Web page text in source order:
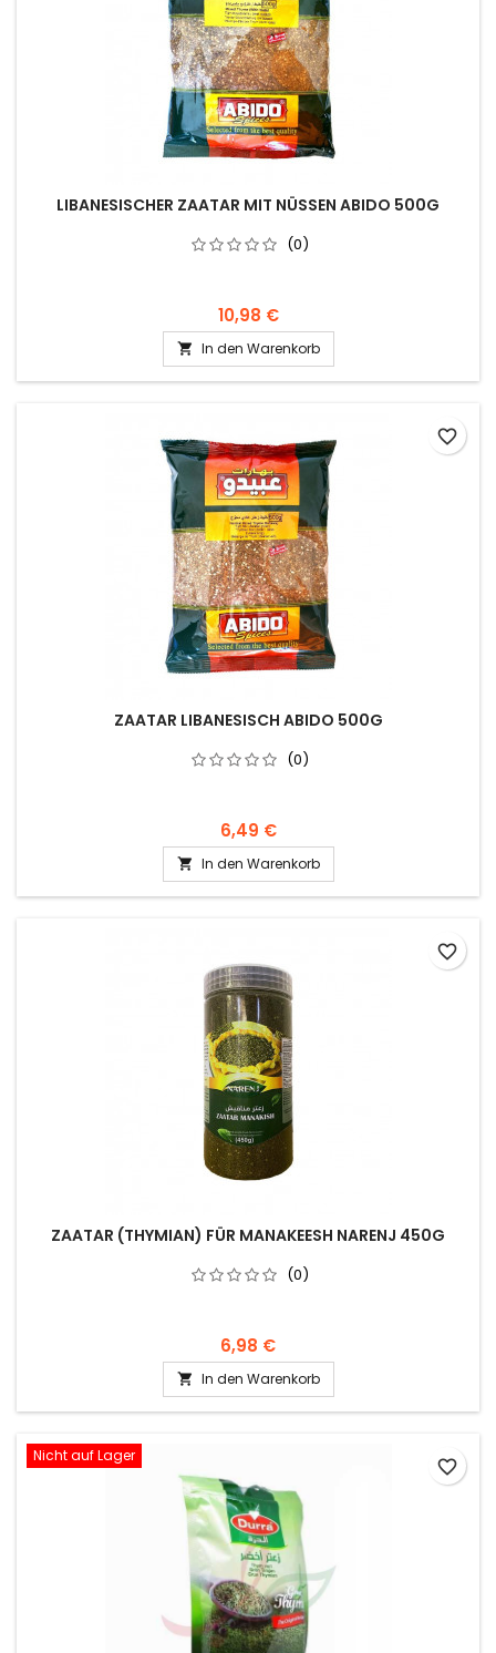
LIBANESISCHER ZAATAR MIT NÜSSEN ABIDO 500G
(0)
10,98 €
 In den Warenkorb
ZAATAR LIBANESISCH ABIDO 500G
(0)
6,49 €
 In den Warenkorb
favorite_border
ZAATAR (THYMIAN) FÜR MANAKEESH NARENJ 450G
(0)
6,98 €
 In den Warenkorb
favorite_border
Nicht auf Lager
favorite_border